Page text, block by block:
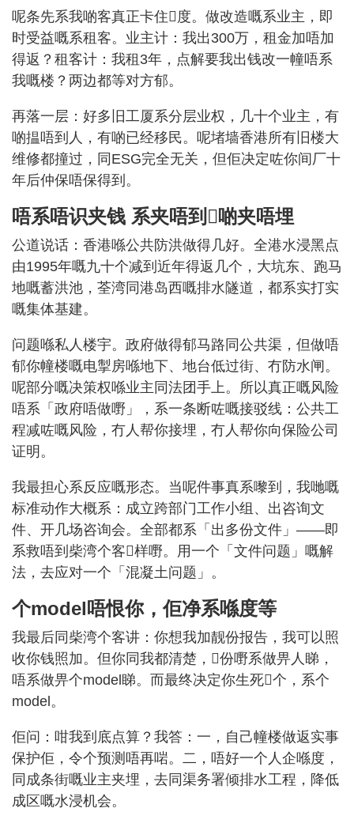
呢条先系我啲客真正卡住𠮶度。做改造嘅系业主，即
时受益嘅系租客。业主计：我出300万，租金加唔加
得返？租客计：我租3年，点解要我出钱改一幢唔系
我嘅楼？两边都等对方郁。
再落一层：好多旧工厦系分层业权，几十个业主，有
啲揾唔到人，有啲已经移民。呢堵墙香港所有旧楼大
维修都撞过，同ESG完全无关，但佢决定咗你间厂十
年后仲保唔保得到。
唔系唔识夹钱 系夹唔到𠮶啲夹唔埋
公道说话：香港喺公共防洪做得几好。全港水浸黑点
由1995年嘅九十个减到近年得返几个，大坑东、跑马
地嘅蓄洪池，荃湾同港岛西嘅排水隧道，都系实打实
嘅集体基建。
问题喺私人楼宇。政府做得郁马路同公共渠，但做唔
郁你幢楼嘅电掣房喺地下、地台低过街、冇防水闸。
呢部分嘅决策权喺业主同法团手上。所以真正嘅风险
唔系「政府唔做嘢」，系一条断咗嘅接驳线：公共工
程减咗嘅风险，冇人帮你接埋，冇人帮你向保险公司
证明。
我最担心系反应嘅形态。当呢件事真系嚟到，我哋嘅
标准动作大概系：成立跨部门工作小组、出咨询文
件、开几场咨询会。全部都系「出多份文件」——即
系救唔到柴湾个客𠮶样嘢。用一个「文件问题」嘅解
法，去应对一个「混凝土问题」。
个model唔恨你，佢净系喺度等
我最后同柴湾个客讲：你想我加靓份报告，我可以照
收你钱照加。但你同我都清楚，𠮶份嘢系做畀人睇，
唔系做畀个model睇。而最终决定你生死𠮶个，系个
model。
佢问：咁我到底点算？我答：一，自己幢楼做返实事
保护佢，令个预测唔再啱。二，唔好一个人企喺度，
同成条街嘅业主夹埋，去同渠务署倾排水工程，降低
成区嘅水浸机会。